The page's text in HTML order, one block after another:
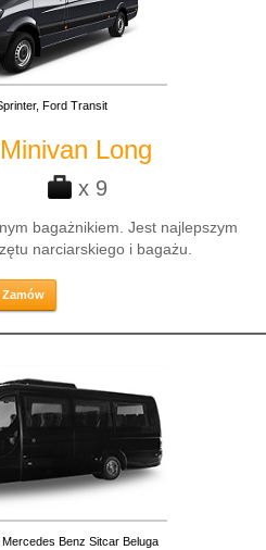
Ford Transit
Long
x 9
bagażnikiem. Jest najlepszym
narciarskiego i bagażu.
Zamów
Benz Sitcar Beluga